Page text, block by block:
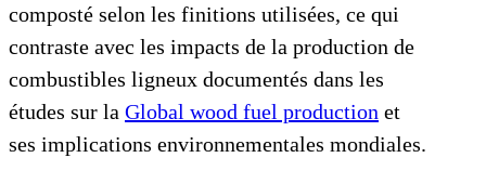
composté selon les finitions utilisées, ce qui
contraste avec les impacts de la production de
combustibles ligneux documentés dans les
études sur la Global wood fuel production et
ses implications environnementales mondiales.